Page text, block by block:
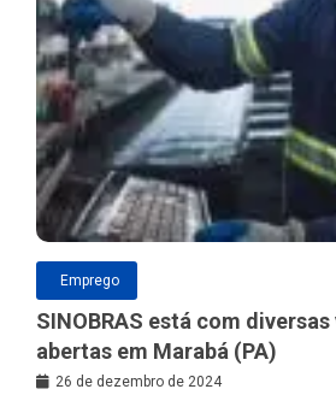
Emprego
SINOBRAS está com
abertas em Marabá (PA)
26 de dezembro de 2024